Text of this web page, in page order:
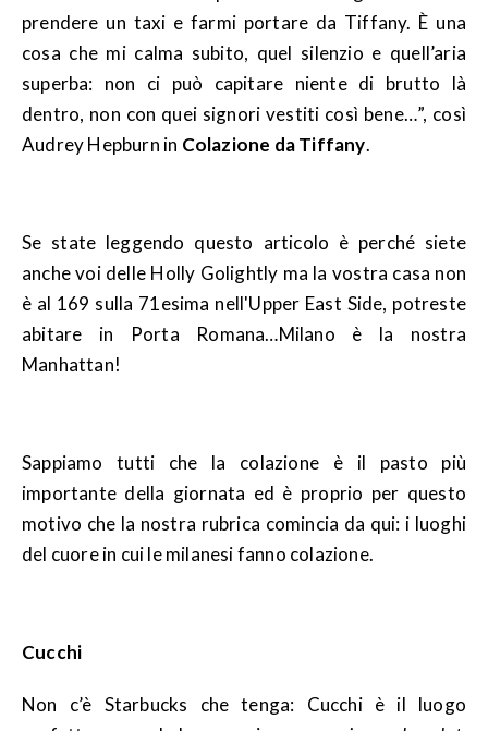
prendere un taxi e farmi portare da Tiffany. È una
cosa che mi calma subito, quel silenzio e quell’aria
superba: non ci può capitare niente di brutto là
dentro, non con quei signori vestiti così bene…”, così
Audrey Hepburn in Colazione da Tiffany.
Se state leggendo questo articolo è perché siete
anche voi delle Holly Golightly ma la vostra casa non
è al 169 sulla 71esima nell'Upper East Side, potreste
abitare in Porta Romana…Milano è la nostra
Manhattan!
Sappiamo tutti che la colazione è il pasto più
importante della giornata ed è proprio per questo
motivo che la nostra rubrica comincia da qui: i luoghi
del cuore in cui le milanesi fanno colazione.
Cucchi
Non c’è Starbucks che tenga: Cucchi è il luogo